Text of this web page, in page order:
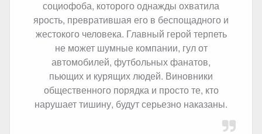
социофоба, которого однажды охватила
ярость, превратившая его в беспощадного и
жестокого человека. Главный герой терпеть
не может шумные компании, гул от
автомобилей, футбольных фанатов,
пьющих и курящих людей. Виновники
общественного порядка и просто те, кто
нарушает тишину, будут серьезно наказаны.